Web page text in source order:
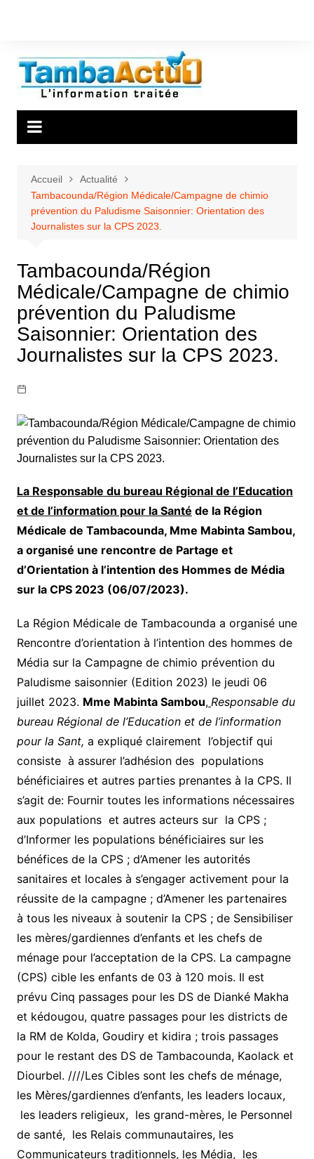
Accueil
Actualité
Tambacounda/Région Médicale/Campagne de chimio
prévention du Paludisme Saisonnier: Orientation des
Journalistes sur la CPS 2023.
Tambacounda/Région
Médicale/Campagne de chimio
prévention du Paludisme
Saisonnier: Orientation des
Journalistes sur la CPS 2023.
La Responsable du bureau Régional de l’Education
et de l’information pour la Santé de la Région
Médicale de Tambacounda, Mme Mabinta Sambou,
a organisé une rencontre de Partage et
d’Orientation à l’intention des Hommes de Média
sur la CPS 2023 (06/07/2023).
La Région Médicale de Tambacounda a organisé une
Rencontre d’orientation à l’intention des hommes de
Média sur la Campagne de chimio prévention du
Paludisme saisonnier (Edition 2023) le jeudi 06
juillet 2023. Mme Mabinta Sambou, Responsable du
bureau Régional de l’Education et de l’information
pour la Sant, a expliqué clairement l’objectif qui
consiste à assurer l’adhésion des populations
bénéficiaires et autres parties prenantes à la CPS. Il
s’agit de: Fournir toutes les informations nécessaires
aux populations et autres acteurs sur la CPS ;
d’Informer les populations bénéficiaires sur les
bénéfices de la CPS ; d’Amener les autorités
sanitaires et locales à s’engager activement pour la
réussite de la campagne ; d’Amener les partenaires
à tous les niveaux à soutenir la CPS ; de Sensibiliser
les mères/gardiennes d’enfants et les chefs de
ménage pour l’acceptation de la CPS. La campagne
(CPS) cible les enfants de 03 à 120 mois. Il est
prévu Cinq passages pour les DS de Dianké Makha
et kédougou, quatre passages pour les districts de
la RM de Kolda, Goudiry et kidira ; trois passages
pour le restant des DS de Tambacounda, Kaolack et
Diourbel. ////Les Cibles sont les chefs de ménage,
les Mères/gardiennes d’enfants, les leaders locaux,
les leaders religieux, les grand-mères, le Personnel
de santé, les Relais communautaires, les
Communicateurs traditionnels, les Média, les